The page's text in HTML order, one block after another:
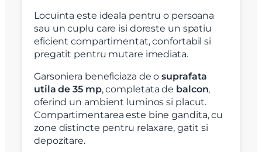
Locuinta este ideala pentru o persoana
sau un cuplu care isi doreste un spatiu
eficient compartimentat, confortabil si
pregatit pentru mutare imediata.
Garsoniera beneficiaza de osuprafata
utila de 35 mp, completata de balcon,
oferind un ambient luminos si placut.
Compartimentarea este bine gandita, cu
zone distincte pentru relaxare, gatit si
depozitare.